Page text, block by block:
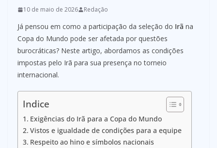
10 de maio de 2026 Redação
Já pensou em como a participação da seleção do Irã na
Copa do Mundo pode ser afetada por questões
burocráticas? Neste artigo, abordamos as condições
impostas pelo Irã para sua presença no torneio
internacional.
Indice
Exigências do Irã para a Copa do Mundo
Vistos e igualdade de condições para a equipe
Respeito ao hino e símbolos nacionais